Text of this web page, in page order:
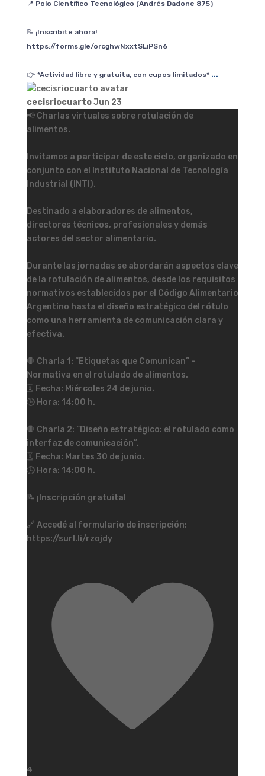
📍 Polo Científico Tecnológico (Andrés Dadone 875)
📝 ¡Inscribite ahora!
https://forms.gle/orcghwNxxtSLiPSn6
👉 *Actividad libre y gratuita, con cupos limitados* ...
cecisriocuartoJun 23
📢 Charlas virtuales sobre rotulación de
alimentos.
Invitamos a participar de este ciclo, organizado en
conjunto con el Instituto Nacional de Tecnología
Industrial (INTI).
Destinado a elaboradores de alimentos,
directores técnicos, profesionales y demás
actores del sector alimentario.
Durante las jornadas se abordarán aspectos clave
de la rotulación de alimentos, desde los requisitos
normativos establecidos por el Código Alimentario
Argentino hasta el diseño estratégico del rótulo
como una herramienta de comunicación clara y
efectiva.
🛑 Charla 1: “Etiquetas que Comunican” –
Normativa en el rotulado de alimentos.
🗓️ Fecha: Miércoles 24 de junio.
🕒 Hora: 14:00 h.
🛑 Charla 2: “Diseño estratégico: el rotulado como
interfaz de comunicación”.
🗓️ Fecha: Martes 30 de junio.
🕒 Hora: 14:00 h.
📝 ¡Inscripción gratuita!
🔗 Accedé al formulario de inscripción:
https://surl.li/rzojdy
4